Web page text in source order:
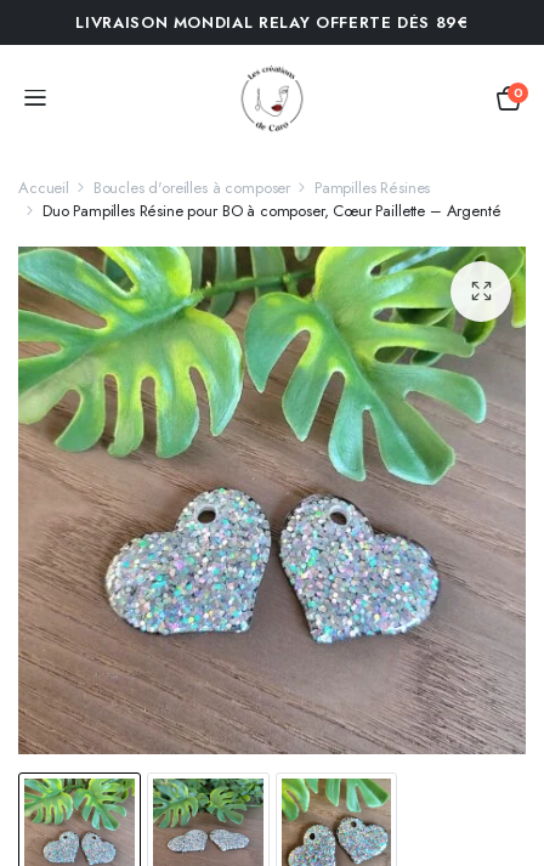
LIVRAISON MONDIAL RELAY OFFERTE DÈS 89€
0
Accueil Boucles d'oreilles à composer
Pampilles Résines
Duo Pampilles Résine pour BO à composer, Cœur Paillette – Argenté